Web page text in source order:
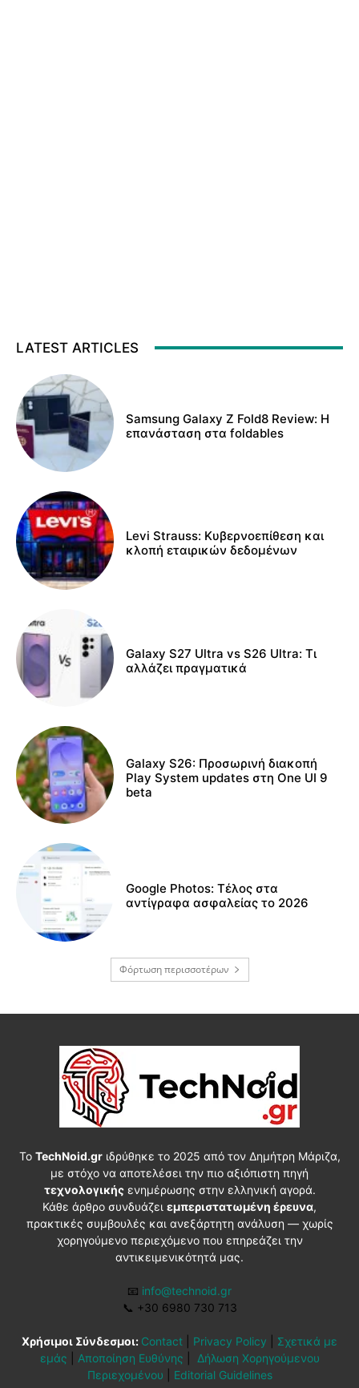
LATEST ARTICLES
Samsung Galaxy Z Fold8 Review: Η
επανάσταση στα foldables
Levi Strauss: Κυβερνοεπίθεση και
κλοπή εταιρικών δεδομένων
Galaxy S27 Ultra vs S26 Ultra: Τι
αλλάζει πραγματικά
Galaxy S26: Προσωρινή διακοπή
Play System updates στη One UI 9
beta
Google Photos: Τέλος στα
αντίγραφα ασφαλείας το 2026
Φόρτωση περισσοτέρων
Το TechNoid.grιδρύθηκε το 2025 από τον Δημήτρη Μάριζα,
με στόχο να αποτελέσει την πιο αξιόπιστη πηγή
τεχνολογικήςενημέρωσης στην ελληνική αγορά.
Κάθε άρθρο συνδυάζει εμπεριστατωμένη έρευνα,
πρακτικές συμβουλές και ανεξάρτητη ανάλυση — χωρίς
χορηγούμενο περιεχόμενο που επηρεάζει την
αντικειμενικότητά μας.
📧 info@technoid.gr
📞 +30 6980 730 713
Χρήσιμοι Σύνδεσμοι: Contact Privacy Policy
Σχετικά με
εμάς
Αποποίηση Ευθύνης
Δήλωση Χορηγούμενου
Περιεχομένου
Editorial Guidelines